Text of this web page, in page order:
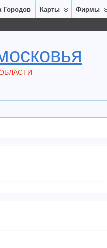
Городов Карты Фирмы